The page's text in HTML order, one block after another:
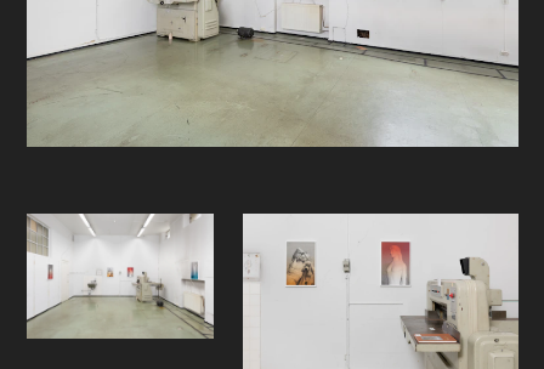
tusen besøkende, og enda flere
bilder.
I 2022 har Oslo Negativ igjen som
mål å være en arena som
nasjonale og internasjonale, unge og
erfarne med viktige historier å
fortelle. Det Gamle Bibliotekets
lokaler muliggjør nettopp det. I
byggets mange kriker, kroker og